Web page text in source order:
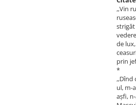
,,Vin
strigăt
de
prin
*
,,Dînd
ul, m-
aşfi,